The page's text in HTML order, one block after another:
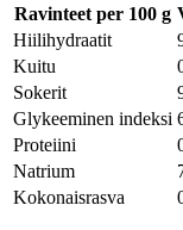
Ravinteet per 100 g
Hiilihydraatit
Kuitu
Sokerit
Glykeeminen indeksi
Proteiini
Natrium
Kokonaisrasva